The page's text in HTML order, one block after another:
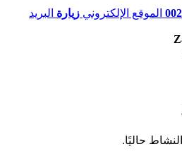
الموقع الإلكتروني زيارة البريد
حاليًا.